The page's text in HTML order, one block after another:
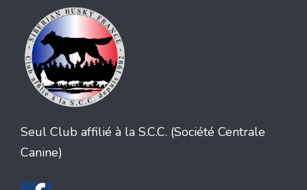
Seul Club affilié à la S.C.C. (Société Centrale
Canine)